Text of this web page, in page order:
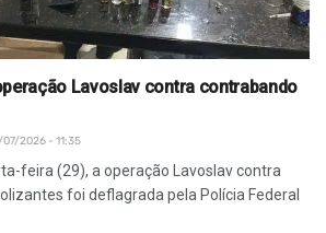
Lavoslav contra contrabando
2026 - 11:35
feira (29), a operação Lavoslav contra
foi deflagrada pela Polícia Federal